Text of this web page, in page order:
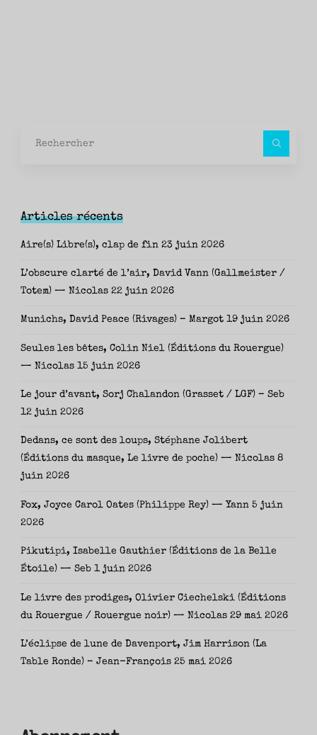
Articles récents
Aire(s) Libre(s), clap de fin 23 juin 2026
L’obscure clarté de l’air, David Vann (Gallmeister /
Totem) — Nicolas 22 juin 2026
Munichs, David Peace (Rivages) – Margot 19 juin 2026
Seules les bêtes, Colin Niel (Éditions du Rouergue)
— Nicolas 15 juin 2026
Le jour d’avant, Sorj Chalandon (Grasset / LGF) – Seb
12 juin 2026
Dedans, ce sont des loups, Stéphane Jolibert
(Éditions du masque, Le livre de poche) — Nicolas 8
juin 2026
Fox, Joyce Carol Oates (Philippe Rey) — Yann 5 juin
2026
Pikutipi, Isabelle Gauthier (Éditions de la Belle
Étoile) — Seb 1 juin 2026
Le livre des prodiges, Olivier Ciechelski (Éditions
du Rouergue / Rouergue noir) — Nicolas 29 mai 2026
L’éclipse de lune de Davenport, Jim Harrison (La
Table Ronde) – Jean-François 25 mai 2026